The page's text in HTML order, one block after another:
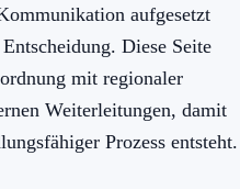
aufgesetzt
Diese Seite
mit regionaler
Weiterleitungen, damit
Prozess entsteht.